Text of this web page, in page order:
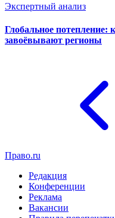
Экспертный анализ
Глобальное потепление:
завоёвывают регионы
Право.ru
Редакция
Конференции
Реклама
Вакансии